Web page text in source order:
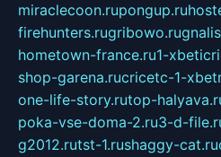
miraclecoon.rupongup.ru
firehunters.rugribowo.ru
hometown-france.ru1-
shop-garena.rucricetc-1-
one-life-story.rutop-
poka-vse-doma-2.ru3-d-
g2012.rutst-1.rushaggy-cat.ru